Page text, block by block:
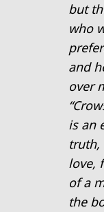
but
who
and
over
is an
truth,
love,
of a
the